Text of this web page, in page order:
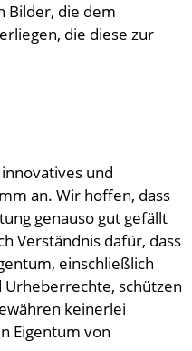
Bilder, die dem
die diese zur
innovatives und
an. Wir hoffen, dass
genauso gut gefällt
Verständnis dafür, dass
einschließlich
schützen
keinerlei
Eigentum von